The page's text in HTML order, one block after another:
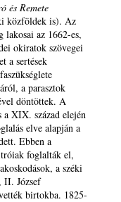
és Remete
közföldek is). Az
lakosai az 1662-es,
okiratok szövegei
a sertések
a parasztok
döntöttek. A
XIX. század elején
elve alapján a
Ebben a
foglalták el,
a széki
II. József
birtokba. 1825-